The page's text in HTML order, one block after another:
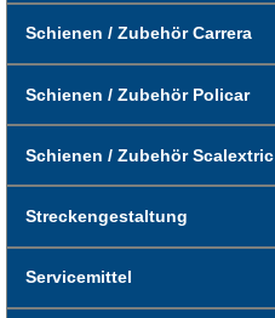
Schienen / Zubehör Carrera
Schienen / Zubehör Policar
Schienen / Zubehör Scalextric
Streckengestaltung
Servicemittel